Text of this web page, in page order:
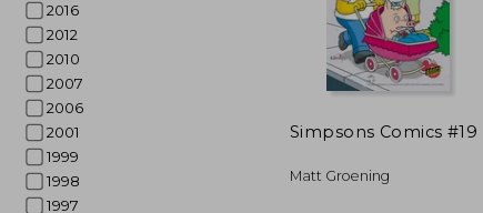
2016
2012
2010
2007
2006
2001
1999
1998
1997
55%
dcto.
Simpsons Comics #19
Matt Groening